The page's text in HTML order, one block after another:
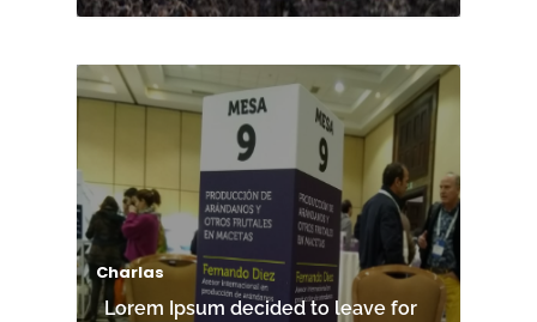
Charlas
Lorem Ipsum decided to leave for